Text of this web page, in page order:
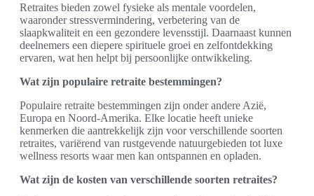
Retraites bieden zowel fysieke als mentale voordelen,
waaronder stressvermindering, verbetering van de
slaapkwaliteit en een gezondere levensstijl. Daarnaast kunnen
deelnemers een diepere spirituele groei en zelfontdekking
ervaren, wat hen helpt bij persoonlijke ontwikkeling.
Wat zijn populaire retraite bestemmingen?
Populaire retraite bestemmingen zijn onder andere Azië,
Europa en Noord-Amerika. Elke locatie heeft unieke
kenmerken die aantrekkelijk zijn voor verschillende soorten
retraites, variërend van rustgevende natuurgebieden tot luxe
wellness resorts waar men kan ontspannen en opladen.
Wat zijn de kosten van verschillende soorten retraites?